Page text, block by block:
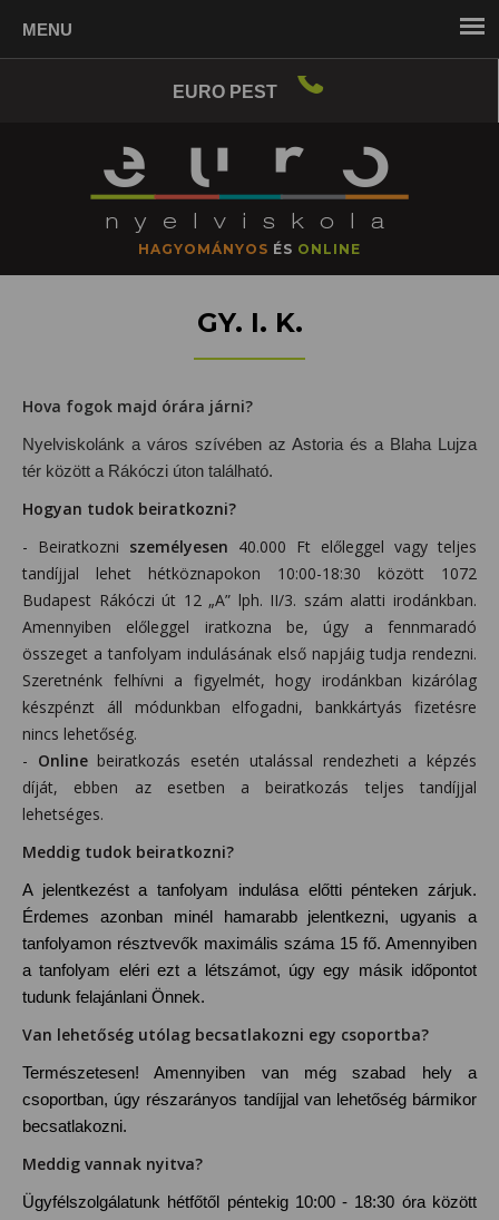
EURO PEST
4274
HAGYOMÁNYOS ÉS ONLINE
GY. I. K.
Hova fogok majd órára járni?
Nyelviskolánk a város szívében az Astoria és a Blaha Lujza
tér között a Rákóczi úton található.
Hogyan tudok beiratkozni?
- Beiratkozni személyesen 40.000 Ft előleggel vagy teljes
tandíjjal lehet hétköznapokon 10:00-18:30 között 1072
Budapest Rákóczi út 12 „A” lph. II/3. szám alatti irodánkban.
Amennyiben előleggel iratkozna be, úgy a fennmaradó
összeget a tanfolyam indulásának első napjáig tudja rendezni.
Szeretnénk felhívni a figyelmét, hogy irodánkban kizárólag
készpénzt áll módunkban elfogadni, bankkártyás fizetésre
nincs lehetőség.
- Onlinebeiratkozás esetén utalással rendezheti a képzés
díját, ebben az esetben a beiratkozás teljes tandíjjal
lehetséges.
Meddig tudok beiratkozni?
A jelentkezést a tanfolyam indulása előtti pénteken zárjuk.
Érdemes azonban minél hamarabb jelentkezni, ugyanis a
tanfolyamon résztvevők maximális száma 15 fő. Amennyiben
a tanfolyam eléri ezt a létszámot, úgy egy másik időpontot
tudunk felajánlani Önnek.
Van lehetőség utólag becsatlakozni egy csoportba?
Természetesen! Amennyiben van még szabad hely a
csoportban, úgy részarányos tandíjjal van lehetőség bármikor
becsatlakozni.
Meddig vannak nyitva?
Ügyfélszolgálatunk hétfőtől péntekig 10:00 - 18:30 óra között